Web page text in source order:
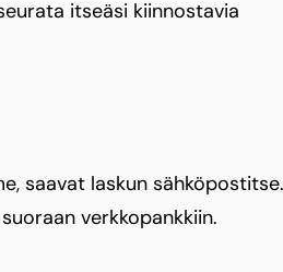
itseäsi kiinnostavia
saavat laskun
verkkopankkiin.